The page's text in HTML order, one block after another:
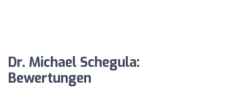
Dr. Michael Schegula:
Bewertungen